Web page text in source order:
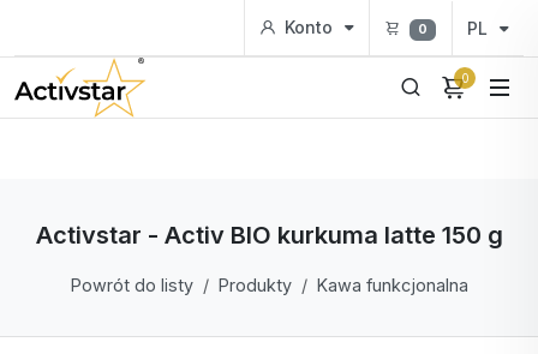
Konto 0 PL
0
Activstar - Activ BIO kurkuma latte 150 g
Powrót do listy Produkty Kawa funkcjonalna